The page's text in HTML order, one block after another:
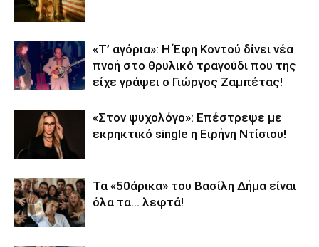
«Τ’ αγόρια»: Η Έφη Κοντού δίνει νέα
πνοή στο θρυλικό τραγούδι που της
είχε γράψει ο Γιώργος Ζαμπέτας!
«Στον ψυχολόγο»: Επέστρεψε με
εκρηκτικό single η Ειρήνη Ντίσιου!
Τα «50άρικα» του Βασίλη Δήμα είναι
όλα τα… λεφτά!